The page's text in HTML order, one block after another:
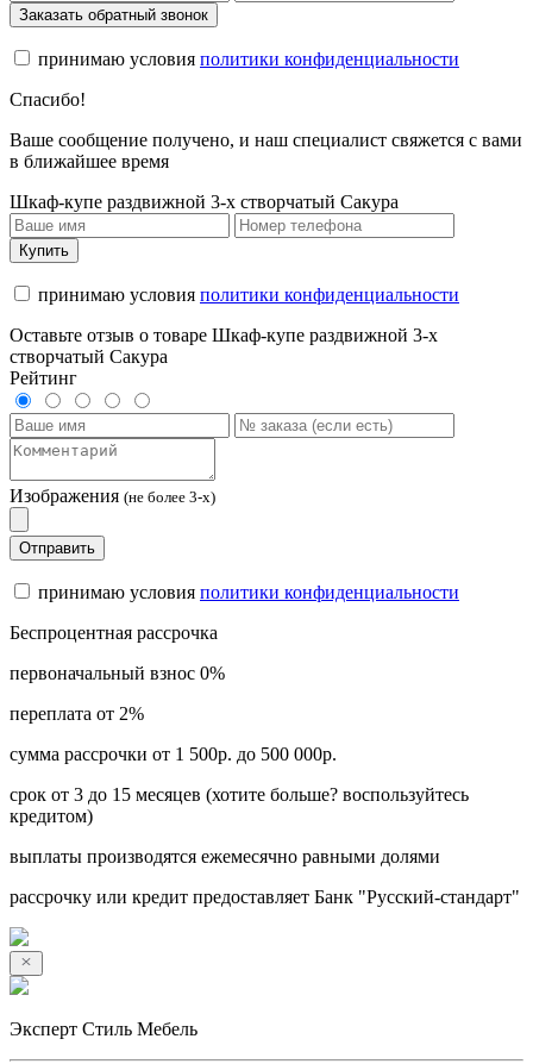
Заказать обратный звонок
принимаю условия политики конфиденциальности
Спасибо!
Ваше сообщение получено, и наш специалист свяжется с вами
в ближайшее время
Шкаф-купе раздвижной 3-х створчатый Сакура
Купить
принимаю условия политики конфиденциальности
Оставьте отзыв о товаре Шкаф-купе раздвижной 3-х
створчатый Сакура
Рейтинг
Изображения (не более 3-х)
Отправить
принимаю условия политики конфиденциальности
Беспроцентная рассрочка
первоначальный взнос 0%
переплата от 2%
сумма рассрочки от 1 500р. до 500 000р.
срок от 3 до 15 месяцев (хотите больше? воспользуйтесь
кредитом)
выплаты производятся ежемесячно равными долями
рассрочку или кредит предоставляет Банк "Русский-стандарт"
Эксперт Стиль Мебель